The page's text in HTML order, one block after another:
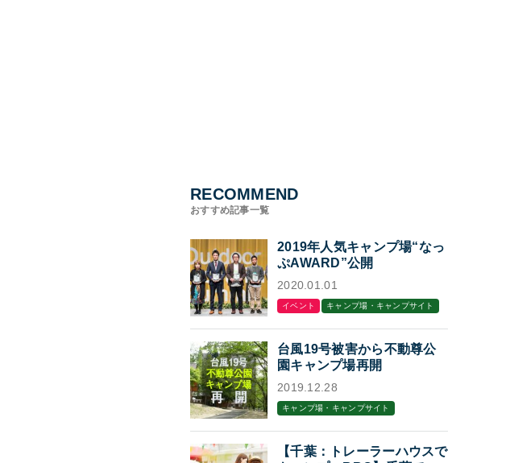
RECOMMEND
おすすめ記事一覧
2019年人気キャンプ場“なっ
ぷAWARD”公開
2020.01.01
イベント キャンプ場・キャンプサイト
台風19号被害から不動尊公
園キャンプ場再開
2019.12.28
キャンプ場・キャンプサイト
【千葉：トレーラーハウスで